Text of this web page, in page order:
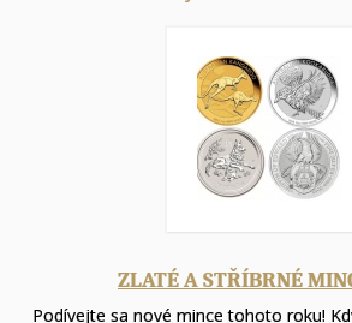
ZLATÉ A STŘÍBRNÉ
Podívejte sa nové mince tohoto roku!